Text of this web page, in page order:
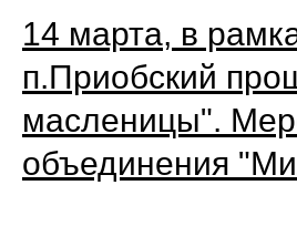
14 марта, в
п.Приобский
масленицы".
объединения